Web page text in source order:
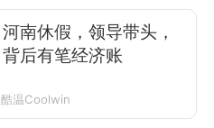
河南休假，领导带头，
背后有笔经济账
酷温Coolwin